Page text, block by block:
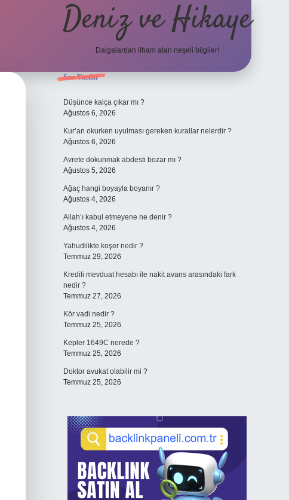
Deniz ve Hikaye
Dalgalardan ilham alan neşeli bilgiler!
Sidebar
Son Yazılar
Düşünce kalça çıkar mı ?
Ağustos 6, 2026
Kur’an okurken uyulması gereken kurallar nelerdir ?
Ağustos 6, 2026
Avrete dokunmak abdesti bozar mı ?
Ağustos 5, 2026
Ağaç hangi boyayla boyanır ?
Ağustos 4, 2026
Allah’ı kabul etmeyene ne denir ?
Ağustos 4, 2026
Yahudilikte koşer nedir ?
Temmuz 29, 2026
Kredili mevduat hesabı ile nakit avans arasındaki fark
nedir ?
Temmuz 27, 2026
Kör vadi nedir ?
Temmuz 25, 2026
Kepler 1649C nerede ?
Temmuz 25, 2026
Doktor avukat olabilir mi ?
Temmuz 25, 2026
ilbet yeni girişilbet yeni giriş